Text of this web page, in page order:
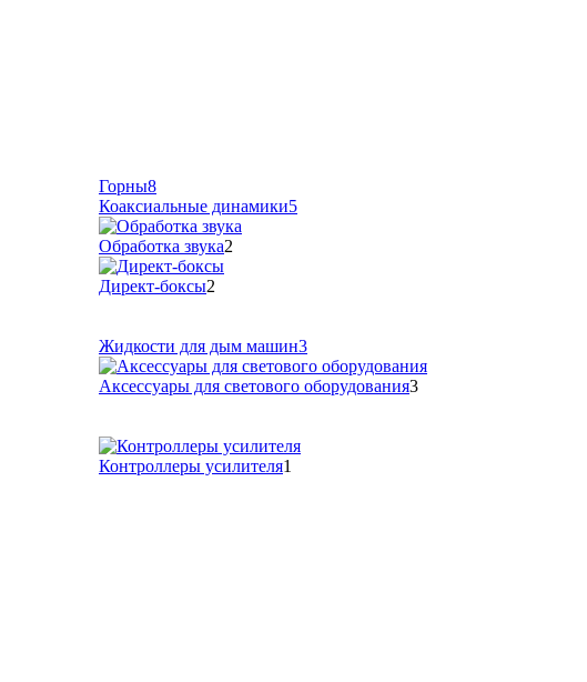
Горны8
Коаксиальные динамики5
Обработка звука2
Директ-боксы2
Жидкости для дым машин3
Аксессуары для светового оборудования3
Контроллеры усилителя1